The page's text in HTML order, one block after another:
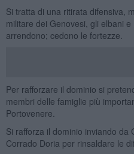
Si tratta di una ritirata difensiva,
militare dei Genovesi, gli elbani
arrendono; cedono le fortezze.
Per rafforzare il dominio si
membri delle famiglie più
Portovenere.
Si rafforza il dominio inviando da
Corrado Doria per rinsaldare le